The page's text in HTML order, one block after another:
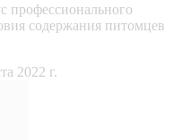
профессионального
содержания питомцев
2022 г.